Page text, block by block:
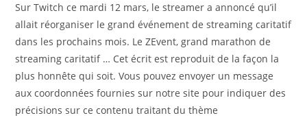
Sur Twitch ce mardi 12 mars, le streamer a annoncé qu’il
allait réorganiser le grand événement de streaming caritatif
dans les prochains mois. Le ZEvent, grand marathon de
streaming caritatif … Cet écrit est reproduit de la façon la
plus honnête qui soit. Vous pouvez envoyer un message
aux coordonnées fournies sur notre site pour indiquer des
précisions sur ce contenu traitant du thème